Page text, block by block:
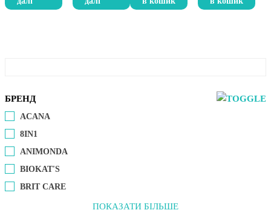
БРЕНД
ACANA
8IN1
ANIMONDA
BIOKAT'S
BRIT CARE
ПОКАЗАТИ БІЛЬШЕ